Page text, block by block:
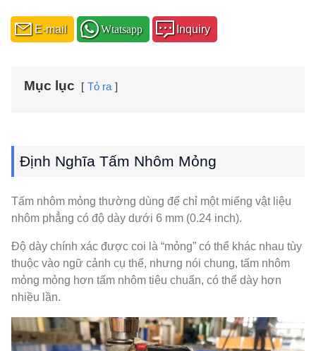
E-mail Wtatsapp Inquiry
Mục lục Tỏ ra
Định Nghĩa Tấm Nhôm Mỏng
Tấm nhôm mỏng thường dùng để chỉ một miếng vật liệu
nhôm phẳng có độ dày dưới 6 mm (0.24 inch).
Độ dày chính xác được coi là “mỏng” có thể khác nhau tùy
thuộc vào ngữ cảnh cụ thể, nhưng nói chung, tấm nhôm
mỏng mỏng hơn tấm nhôm tiêu chuẩn, có thể dày hơn
nhiều lần.